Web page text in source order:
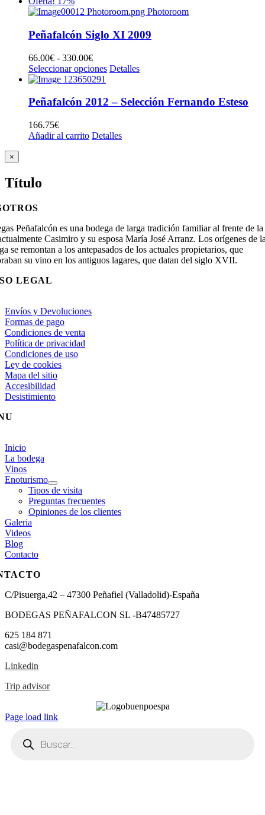
desde
hasta
330.00€
Peñafalcón Siglo XI 2009
66.00€ - 330.00€
de
precios:
66.00€
Seleccionar opciones Detalles
Peñafalcón 2012 – Selección Fernando Esteso
166.75€
Añadir al carrito Detalles
Close
product
view
×
Título
Peñafalcón es una bodega de larga tradición familiar al frente de
Casimiro y su esposa María José Arranz. Los orígenes de
se remontan a los antepasados de los actuales propietarios, que
su vino en los antiguos lagares, que datan del siglo XVII.
LEGAL
Envíos y Devoluciones
Formas de pago
Condiciones de venta
Política de privacidad
Condiciones de uso
Ley de cookies
Mapa del sitio
Accesibilidad
Desistimiento
Inicio
La bodega
Vinos
Enoturismo
Tipos de visita
Preguntas frecuentes
Opiniones de los clientes
Galeria
Videos
Blog
Contacto
C/Pisuerga,42 – 47300 Peñafiel (Valladolid)-España
BODEGAS PEÑAFALCON SL -B47485727
625 184 871
casi@bodegaspenafalcon.com
Linkedin
Trip advisor
Page load link
productos